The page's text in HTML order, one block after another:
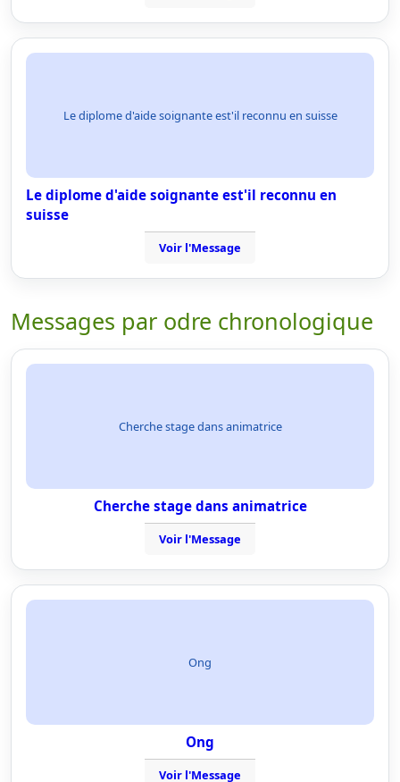
Le diplome d'aide soignante est'il reconnu en suisse
Le diplome d'aide soignante est'il reconnu en
suisse
Voir l'Message
Messages par odre chronologique
Cherche stage dans animatrice
Cherche stage dans animatrice
Voir l'Message
Ong
Ong
Voir l'Message